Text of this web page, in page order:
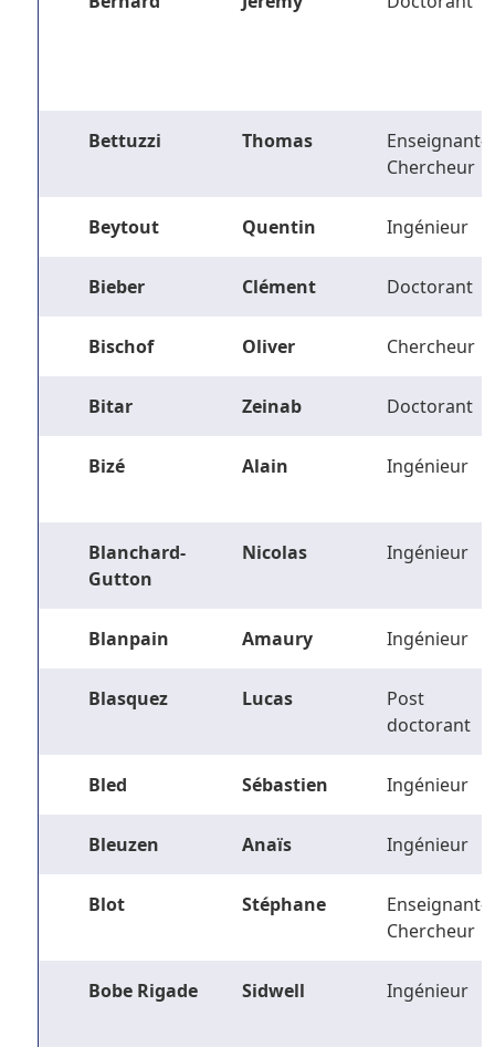
Bettuzzi Thomas
Enseignant-
Chercheur
Beytout Quentin Ingénieur
Bieber Clément Doctorant
Bischof Oliver Chercheur
Bitar Zeinab Doctorant
Bizé Alain Ingénieur
Blanchard-
Gutton
Nicolas Ingénieur
Blanpain Amaury Ingénieur
Blasquez Lucas
Post
doctorant
Bled Sébastien Ingénieur
Bleuzen Anaïs Ingénieur
Blot Stéphane
Enseignant-
Chercheur
Bobe Rigade Sidwell Ingénieur